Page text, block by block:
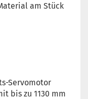
am Stück
Servomotor
bis zu 1130 mm